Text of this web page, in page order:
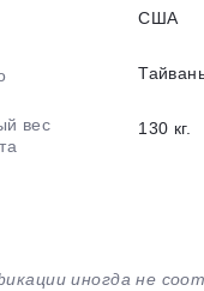
США
вес
130 кг.
иногда не